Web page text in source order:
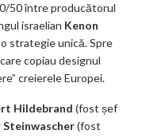
50 între producătorul
israelian Kenon
strategie unică. Spre
copiau designul
creierele Europei.
Hildebrand (fost șef
Steinwascher(fost